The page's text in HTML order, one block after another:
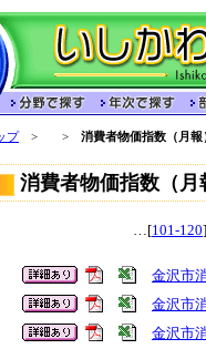
プ> > 消費者物価指数（月報
消費者物価指数（月
…[101-120
金沢市
金沢市
金沢市